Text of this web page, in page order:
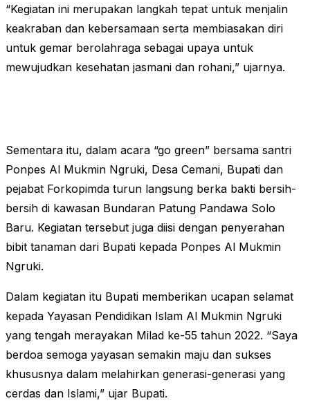
“Kegiatan ini merupakan langkah tepat untuk menjalin
keakraban dan kebersamaan serta membiasakan diri
untuk gemar berolahraga sebagai upaya untuk
mewujudkan kesehatan jasmani dan rohani,” ujarnya.
Sementara itu, dalam acara “go green” bersama santri
Ponpes Al Mukmin Ngruki, Desa Cemani, Bupati dan
pejabat Forkopimda turun langsung berka bakti bersih-
bersih di kawasan Bundaran Patung Pandawa Solo
Baru. Kegiatan tersebut juga diisi dengan penyerahan
bibit tanaman dari Bupati kepada Ponpes Al Mukmin
Ngruki.
Dalam kegiatan itu Bupati memberikan ucapan selamat
kepada Yayasan Pendidikan Islam Al Mukmin Ngruki
yang tengah merayakan Milad ke-55 tahun 2022. “Saya
berdoa semoga yayasan semakin maju dan sukses
khususnya dalam melahirkan generasi-generasi yang
cerdas dan Islami,” ujar Bupati.